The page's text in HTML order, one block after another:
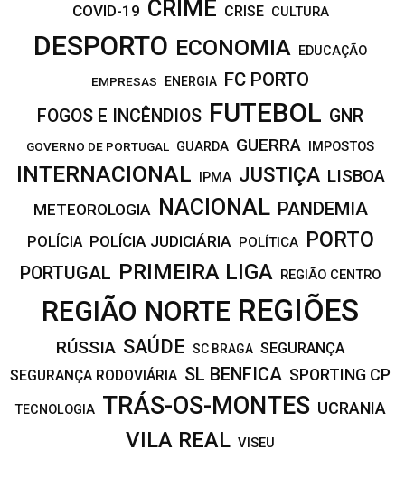
COVID-19 CRIME CRISE CULTURA
DESPORTO ECONOMIA EDUCAÇÃO
EMPRESAS ENERGIA FC PORTO
FOGOS E INCÊNDIOS FUTEBOL GNR
GOVERNO DE PORTUGAL GUARDA GUERRA IMPOSTOS
INTERNACIONAL IPMA JUSTIÇA LISBOA
METEOROLOGIA NACIONAL PANDEMIA
POLÍCIA POLÍCIA JUDICIÁRIA POLÍTICA PORTO
PORTUGAL PRIMEIRA LIGA REGIÃO CENTRO
REGIÃO NORTE REGIÕES
RÚSSIA SAÚDE SC BRAGA SEGURANÇA
SEGURANÇA RODOVIÁRIA SL BENFICA SPORTING CP
TECNOLOGIA TRÁS-OS-MONTES UCRANIA
VILA REAL VISEU